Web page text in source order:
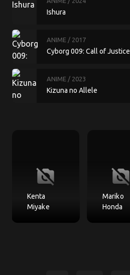
Ishura
ANIME / 2017
Cyborg 009: Call of Justice
ANIME / 2023
Kizuna no Allele
no_photography
Kenta
Miyake
no_photography
Mariko
Honda